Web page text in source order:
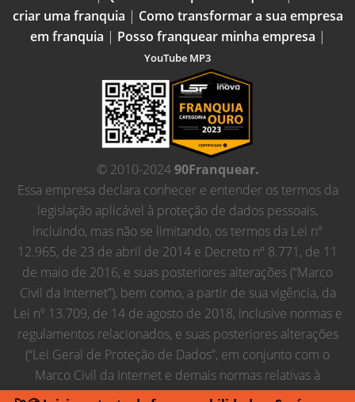
criar uma franquia | Como transformar a sua empresa
em franquia | Posso franquear minha empresa |
YouTube MP3
© 2010-202490Franquear.
Essa empresa declara conhecer e entender os termos da
legislação aplicável à proteção de dados pessoais,
incluindo, mas não se limitando, os termos da Lei nº
12.965, de 23 de abril de 2014 e Decreto nº 8.771, de 11
de maio de 2016, e suas posteriores alterações (“Marco
Civil da Internet”), bem como, a partir de sua vigência, da
Lei nº 13.709, de 14 de agosto de 2018, inclusive normas e
regulamentos relacionados, e suas posteriores alterações
(“Lei Geral de Proteção de Dados”, em conjunto com o
Marco Civil da Internet e demais normas relativas à
proteção de dados pessoais, “Regras de Proteção de